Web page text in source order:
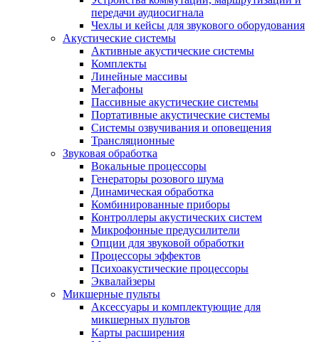
передачи аудиосигнала
Чехлы и кейсы для звукового оборудования
Акустические системы
Активные акустические системы
Комплекты
Линейные массивы
Мегафоны
Пассивные акустические системы
Портативные акустические системы
Системы озвучивания и оповещения
Трансляционные
Звуковая обработка
Вокальные процессоры
Генераторы розового шума
Динамическая обработка
Комбинированные приборы
Контроллеры акустических систем
Микрофонные предусилители
Опции для звуковой обработки
Процессоры эффектов
Психоакустические процессоры
Эквалайзеры
Микшерные пульты
Аксессуары и комплектующие для
микшерных пультов
Карты расширения